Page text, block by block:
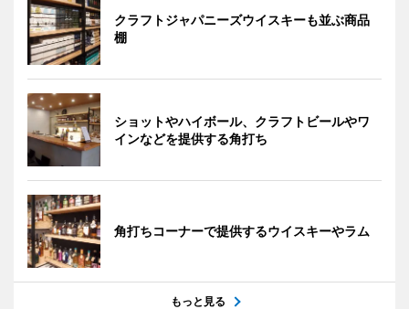
クラフトジャパニーズウイスキーも並ぶ商品
棚
ショットやハイボール、クラフトビールやワ
インなどを提供する角打ち
角打ちコーナーで提供するウイスキーやラム
もっと見る